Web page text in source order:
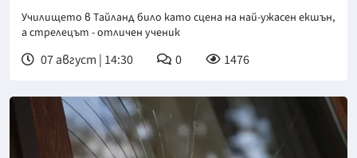
Училището в Тайланд било като сцена на най-ужасен екшън,
а стрелецът - отличен ученик
07 август | 14:30 0 1476